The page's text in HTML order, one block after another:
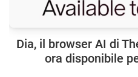
Dia, il browser AI di
ora disponibile